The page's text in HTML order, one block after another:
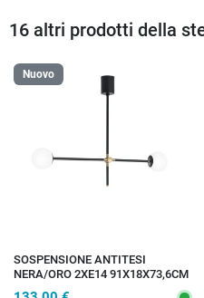
16 altri prodotti della
Nuovo
SOSPENSIONE ANTITESI
NERA/ORO 2XE14 91X18X73,6CM